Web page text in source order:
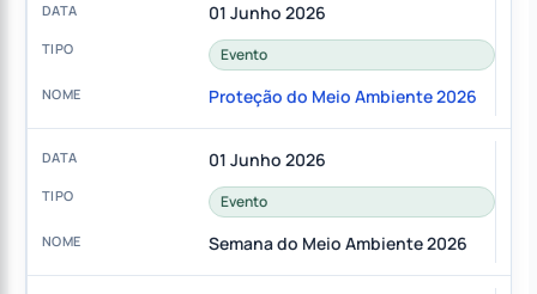
01 Junho 2026
Evento
Proteção do Meio Ambiente 2026
01 Junho 2026
Evento
Semana do Meio Ambiente 2026